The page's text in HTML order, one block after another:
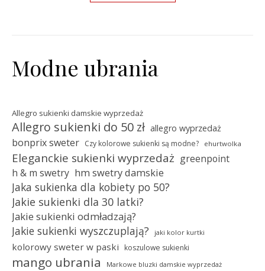
Modne ubrania
Allegro sukienki damskie wyprzedaż
Allegro sukienki do 50 zł allegro wyprzedaż
bonprix sweter Czy kolorowe sukienki są modne? ehurtwolka
Eleganckie sukienki wyprzedaż greenpoint
h & m swetry hm swetry damskie
Jaka sukienka dla kobiety po 50?
Jakie sukienki dla 30 latki?
Jakie sukienki odmładzają?
Jakie sukienki wyszczuplają? jaki kolor kurtki
kolorowy sweter w paski koszulowe sukienki
mango ubrania Markowe bluzki damskie wyprzedaż